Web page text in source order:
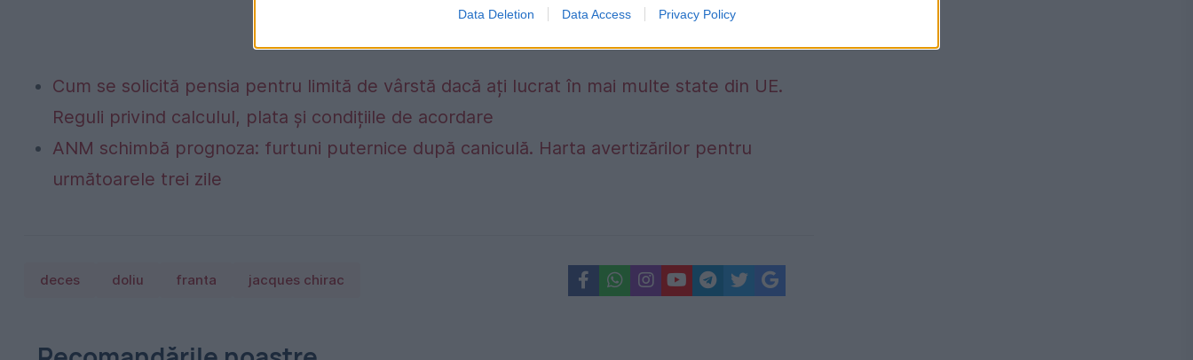
Data Deletion Data Access Privacy Policy
Cum se solicită pensia pentru limită de vârstă dacă ați lucrat în mai multe state din UE.
Reguli privind calculul, plata și condițiile de acordare
ANM schimbă prognoza: furtuni puternice după caniculă. Harta avertizărilor pentru
următoarele trei zile
deces doliu franta jacques chirac